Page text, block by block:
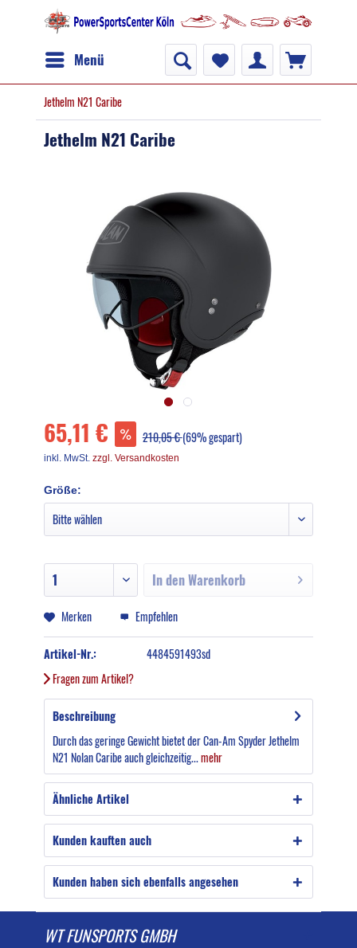
Menü
Jethelm N21 Caribe
Jethelm N21 Caribe
65,11 € 210,05 €(69% gespart)
inkl. MwSt. zzgl. Versandkosten
Größe:
In denWarenkorb
Merken Empfehlen
Artikel-Nr.:
4484591493sd
Fragen zum Artikel?
Beschreibung
Durch das geringe Gewicht bietet der Can-Am Spyder Jethelm
N21 Nolan Caribe auch gleichzeitig...mehr
Ähnliche Artikel
Kunden kauften auch
Kunden haben sich ebenfalls angesehen
WT FUNSPORTS GMBH